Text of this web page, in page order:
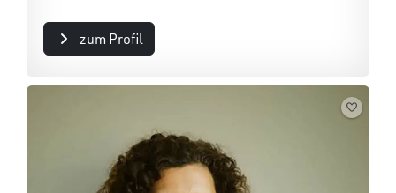
zum Profil